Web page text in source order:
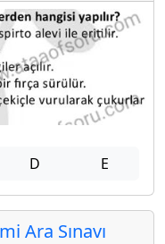
D E
Ara Sınavı